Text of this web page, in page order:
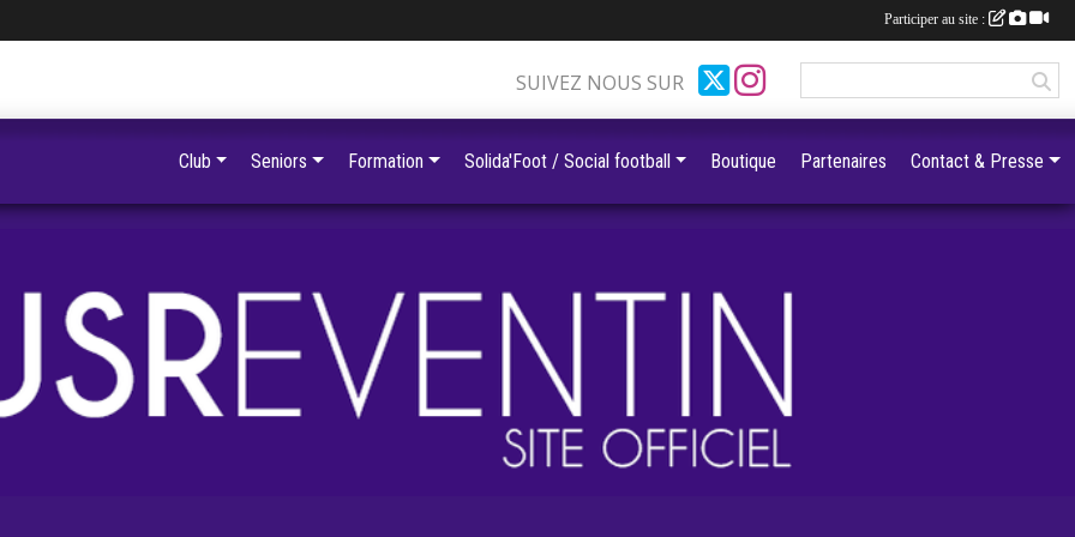
SUIVEZ NOUS SUR
Club Seniors Formation Solida'Foot / Social football Boutique Partenaires Contact & Presse
Participer au site :